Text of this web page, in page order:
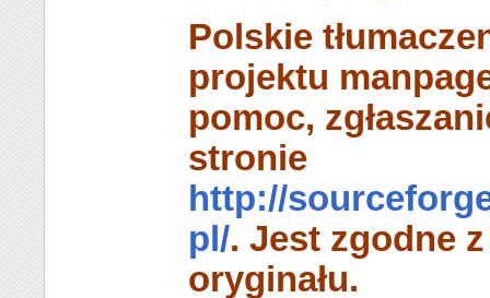
Polskie
projektu
pomoc,
stronie
http://
pl/. Jest zgodne
oryginału.